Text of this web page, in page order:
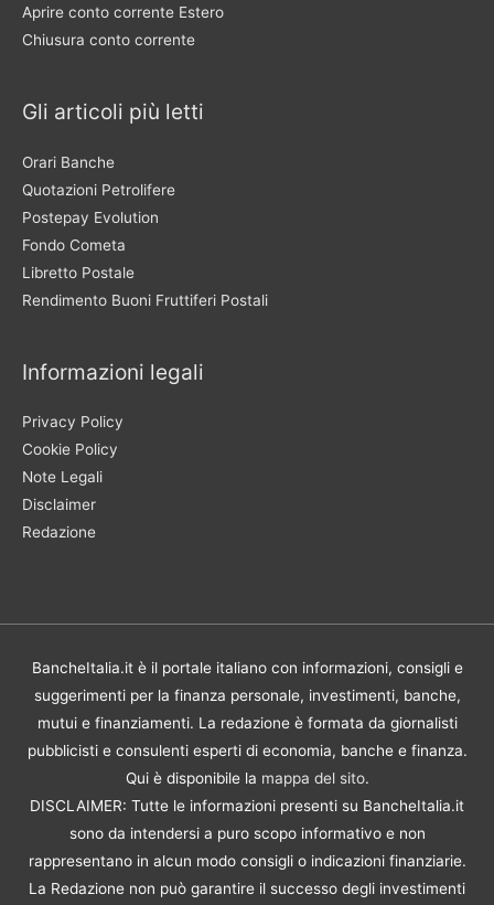
Aprire conto corrente Estero
Chiusura conto corrente
Gli articoli più letti
Orari Banche
Quotazioni Petrolifere
Postepay Evolution
Fondo Cometa
Libretto Postale
Rendimento Buoni Fruttiferi Postali
Informazioni legali
Privacy Policy
Cookie Policy
Note Legali
Disclaimer
Redazione
BancheItalia.it è il portale italiano con informazioni, consigli e
suggerimenti per la finanza personale, investimenti, banche,
mutui e finanziamenti. La redazione è formata da giornalisti
pubblicisti e consulenti esperti di economia, banche e finanza.
Qui è disponibile la mappa del sito.
DISCLAIMER: Tutte le informazioni presenti su BancheItalia.it
sono da intendersi a puro scopo informativo e non
rappresentano in alcun modo consigli o indicazioni finanziarie.
La Redazione non può garantire il successo degli investimenti